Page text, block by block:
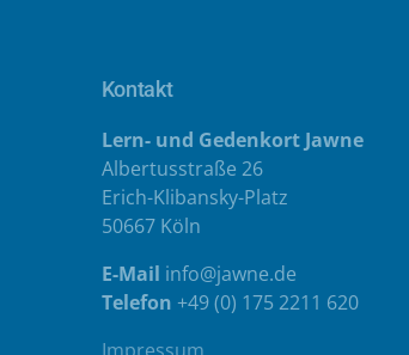
Kontakt
Lern- und Gedenkort Jawne
Albertusstraße 26
Erich-Klibansky-Platz
50667 Köln
E-Mail info@jawne.de
Telefon +49 (0) 175 2211 620